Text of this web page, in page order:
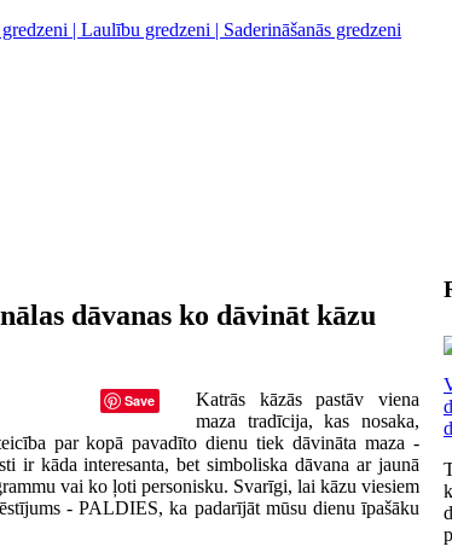
dāvanas ko dāvināt kāzu
Save
Katrās kāzās pastāv viena
maza tradīcija, kas nosaka,
par kopā pavadīto dienu tiek dāvināta maza -
ir kāda interesanta, bet simboliska dāvana ar jaunā
vai ko ļoti personisku. Svarīgi, lai kāzu viesiem
- PALDIES,ka padarījāt mūsu dienuīpašāku